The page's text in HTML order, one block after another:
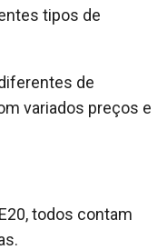
tipos de
de
variados preços e
todos contam